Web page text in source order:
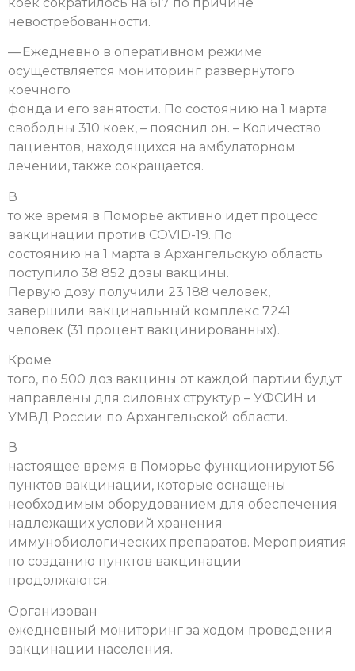
невостребованности.
— Ежедневно в оперативном режиме
осуществляется мониторинг развернутого
коечного
фонда и его занятости. По состоянию на 1 марта
свободны 310 коек, – пояснил он. – Количество
пациентов, находящихся на амбулаторном
лечении, также сокращается.
В
то же время в Поморье активно идет процесс
вакцинации против COVID-19. По
состоянию на 1 марта в Архангельскую область
поступило 38 852 дозы вакцины.
Первую дозу получили 23 188 человек,
завершили вакцинальный комплекс 7241
человек (31 процент вакцинированных).
Кроме
того, по 500 доз вакцины от каждой партии будут
направлены для силовых структур – УФСИН и
УМВД России по Архангельской области.
В
настоящее время в Поморье функционируют 56
пунктов вакцинации, которые оснащены
необходимым оборудованием для обеспечения
надлежащих условий хранения
иммунобиологических препаратов. Мероприятия
по созданию пунктов вакцинации
продолжаются.
Организован
ежедневный мониторинг за ходом проведения
вакцинации населения.